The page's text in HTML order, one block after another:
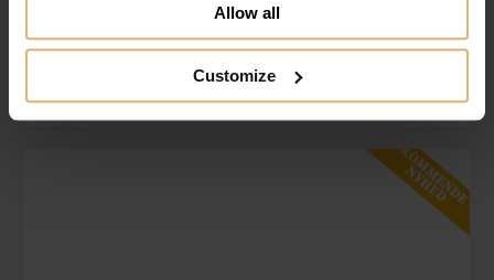
Allow all
Customize
399.00DKK Se varen
Tilføj til ønskeliste
KOMMENDE
NYHED